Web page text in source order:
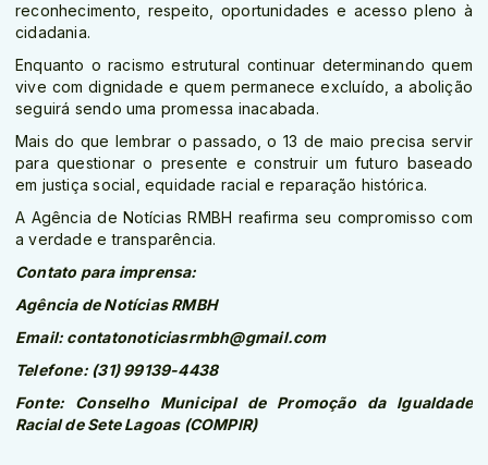
reconhecimento, respeito, oportunidades e acesso pleno à
cidadania.
Enquanto o racismo estrutural continuar determinando quem
vive com dignidade e quem permanece excluído, a abolição
seguirá sendo uma promessa inacabada.
Mais do que lembrar o passado, o 13 de maio precisa servir
para questionar o presente e construir um futuro baseado
em justiça social, equidade racial e reparação histórica.
A Agência de Notícias RMBH reafirma seu compromisso com
a verdade e transparência.
Contato para imprensa:
Agência de Notícias RMBH
Email: contatonoticiasrmbh@gmail.com
Telefone: (31) 99139-4438
Fonte: Conselho Municipal de Promoção da Igualdade
Racial de Sete Lagoas (COMPIR)